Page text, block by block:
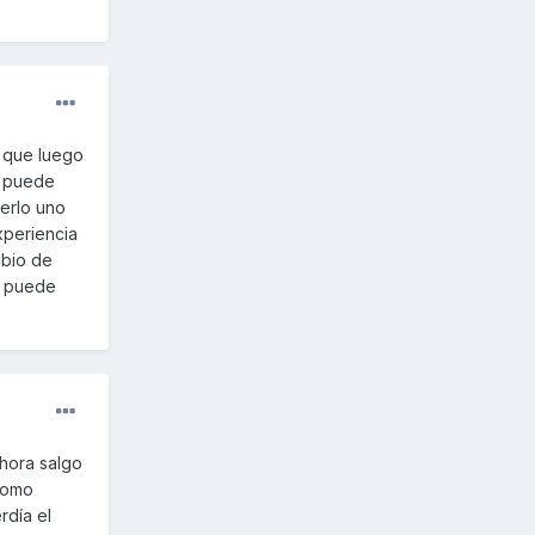
luego
uno
de
puede
salgo
el